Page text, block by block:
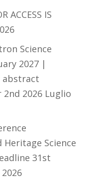
ACCESS IS
Science
2027 |
abstract
2026 Luglio
Science
31st